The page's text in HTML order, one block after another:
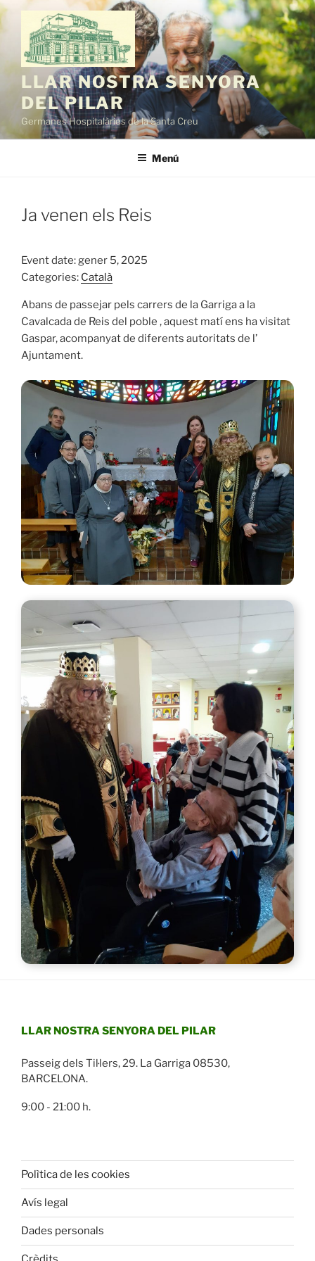
Vés
contingut
LLAR NOSTRA SENYORA
DEL PILAR
Germanes Hospitalàries de la Santa Creu
Menú
Ja venen els Reis
Event date: gener 5, 2025
Categories: Català
Abans de passejar pels carrers de la Garriga a la
Cavalcada de Reis del poble , aquest matí ens ha visitat
Gaspar, acompanyat de diferents autoritats de l’
Ajuntament.
LLAR NOSTRA SENYORA DEL PILAR
Passeig dels Til·lers, 29. La Garriga 08530,
BARCELONA.
9:00 - 21:00 h.
Polìtica de les cookies
Avís legal
Dades personals